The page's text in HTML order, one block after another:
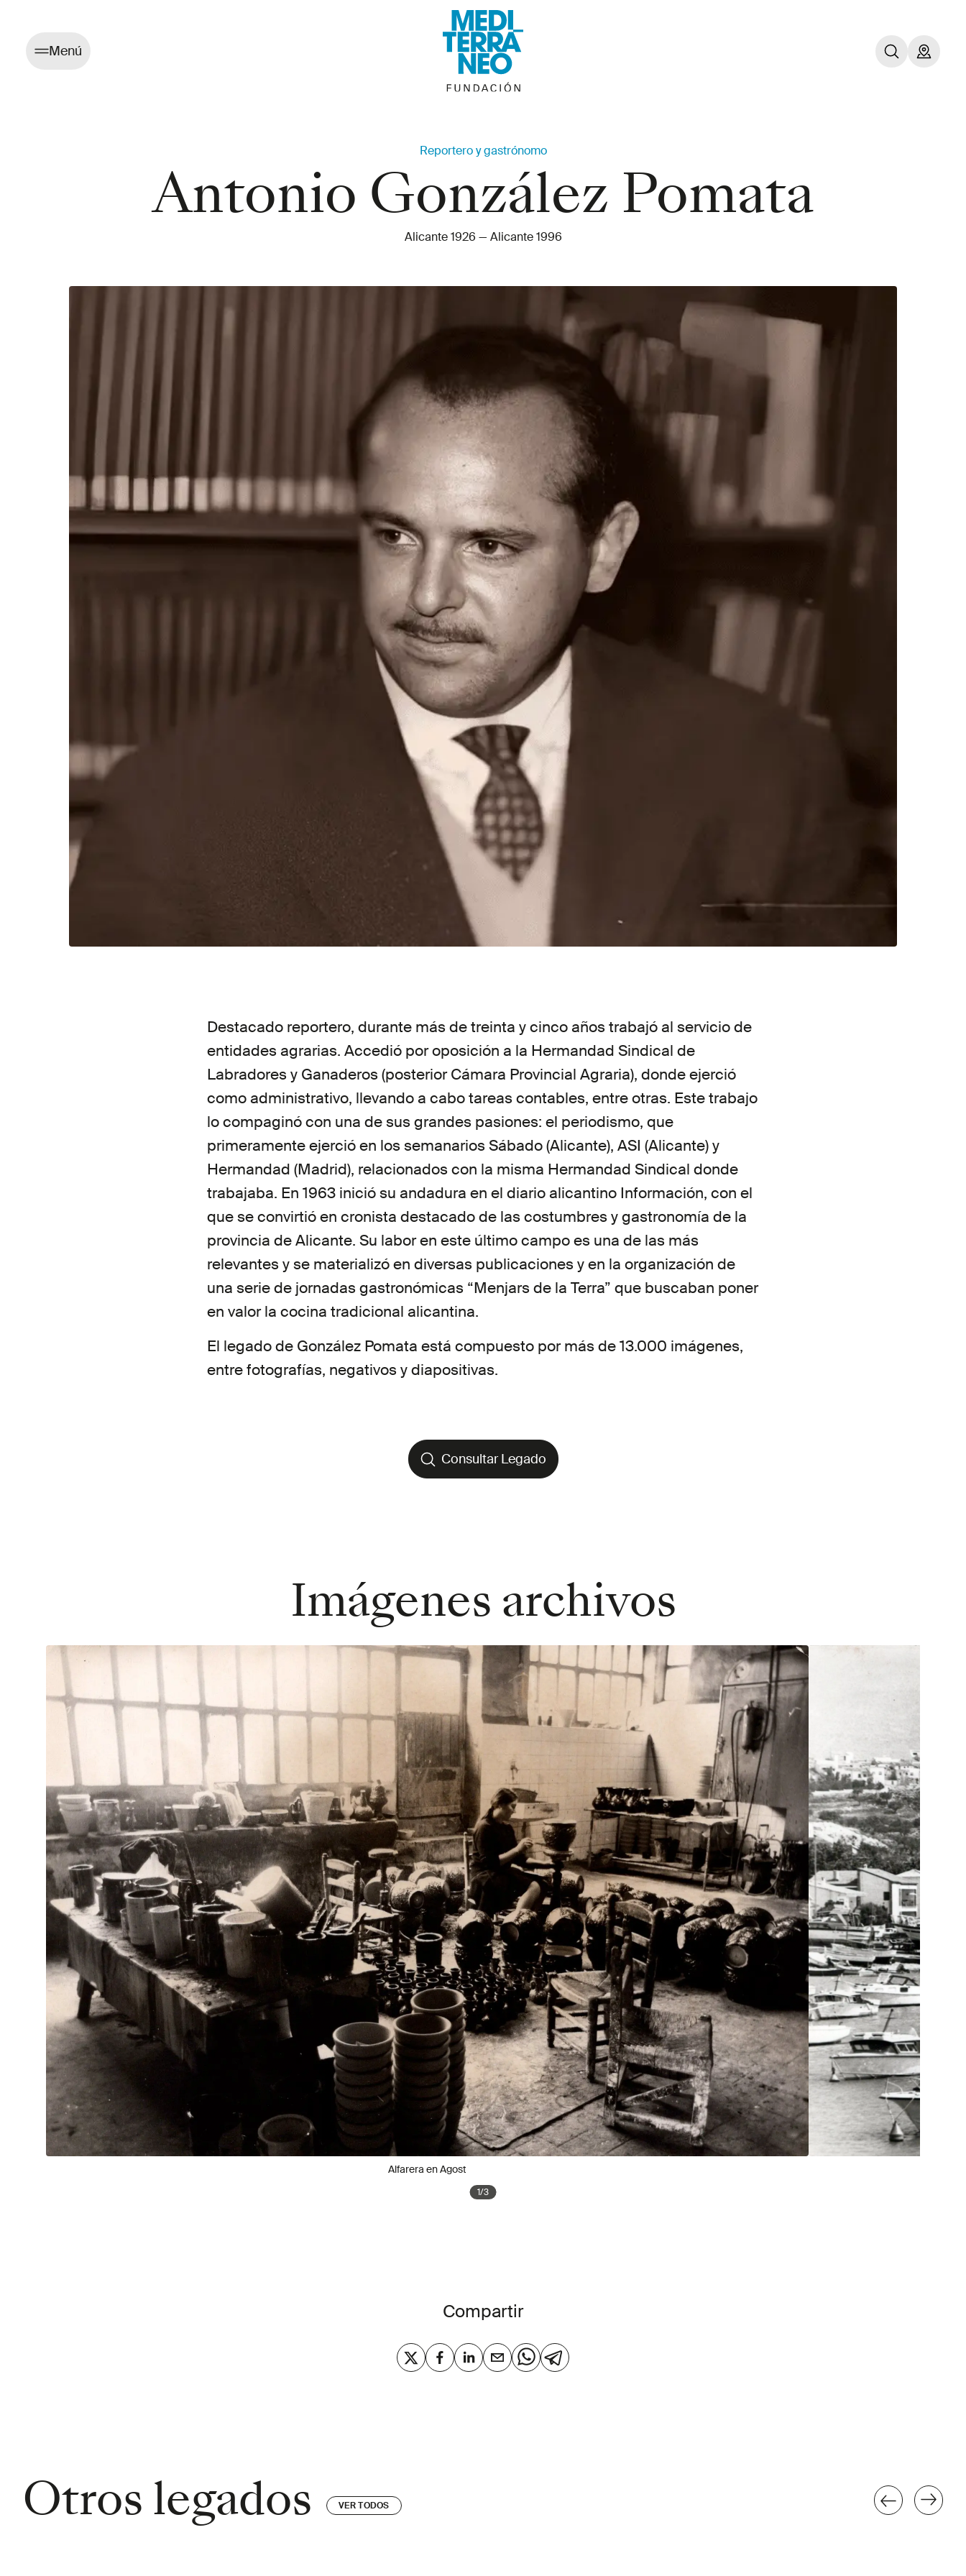
Menú
Reportero y gastrónomo
Antonio González Pomata
Alicante 1926 — Alicante 1996
Destacado reportero, durante más de treinta y cinco años trabajó al servicio de
entidades agrarias. Accedió por oposición a la Hermandad Sindical de
Labradores y Ganaderos (posterior Cámara Provincial Agraria), donde ejerció
como administrativo, llevando a cabo tareas contables, entre otras. Este trabajo
lo compaginó con una de sus grandes pasiones: el periodismo, que
primeramente ejerció en los semanarios Sábado (Alicante), ASI (Alicante) y
Hermandad (Madrid), relacionados con la misma Hermandad Sindical donde
trabajaba. En 1963 inició su andadura en el diario alicantino Información, con el
que se convirtió en cronista destacado de las costumbres y gastronomía de la
provincia de Alicante. Su labor en este último campo es una de las más
relevantes y se materializó en diversas publicaciones y en la organización de
una serie de jornadas gastronómicas “Menjars de la Terra” que buscaban poner
en valor la cocina tradicional alicantina.
El legado de González Pomata está compuesto por más de 13.000 imágenes,
entre fotografías, negativos y diapositivas.
Consultar Legado
Imágenes archivos
Alfarera en Agost
1/3
Compartir
Otros legados VER TODOS